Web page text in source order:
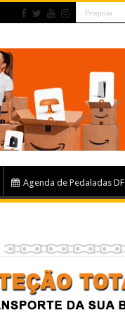
Agenda de Pedaladas DF